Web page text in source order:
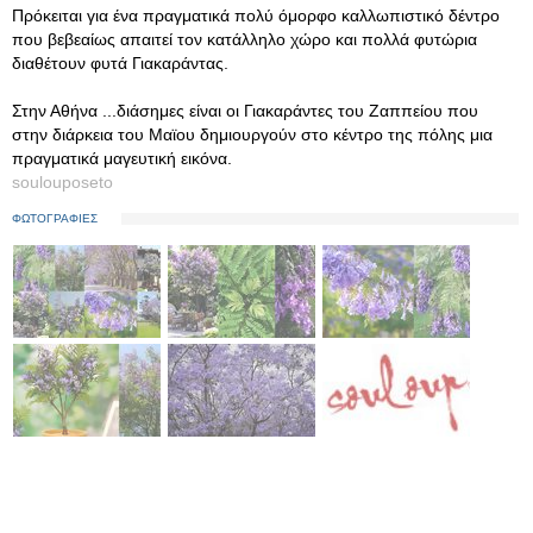
Πρόκειται για ένα πραγματικά πολύ όμορφο καλλωπιστικό δέντρο
που βεβεαίως απαιτεί τον κατάλληλο χώρο και πολλά φυτώρια
διαθέτουν φυτά Γιακαράντας.
Στην Αθήνα ...διάσημες είναι οι Γιακαράντες του Ζαππείου που
στην διάρκεια του Μαϊου δημιουργούν στο κέντρο της πόλης μια
πραγματικά μαγευτική εικόνα.
soulouposeto
ΦΩΤΟΓΡΑΦΙΕΣ